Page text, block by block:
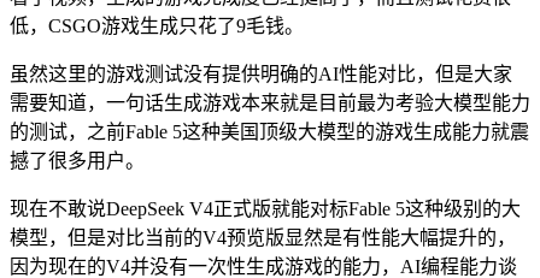
低，CSGO游戏生成只花了9毛钱。
虽然这里的游戏测试没有提供明确的AI性能对比，但是大家
需要知道，一句话生成游戏本来就是目前最为考验大模型能力
的测试，之前Fable 5这种美国顶级大模型的游戏生成能力就震
撼了很多用户。
现在不敢说DeepSeek V4正式版就能对标Fable 5这种级别的大
模型，但是对比当前的V4预览版显然是有性能大幅提升的，
因为现在的V4并没有一次性生成游戏的能力，AI编程能力谈